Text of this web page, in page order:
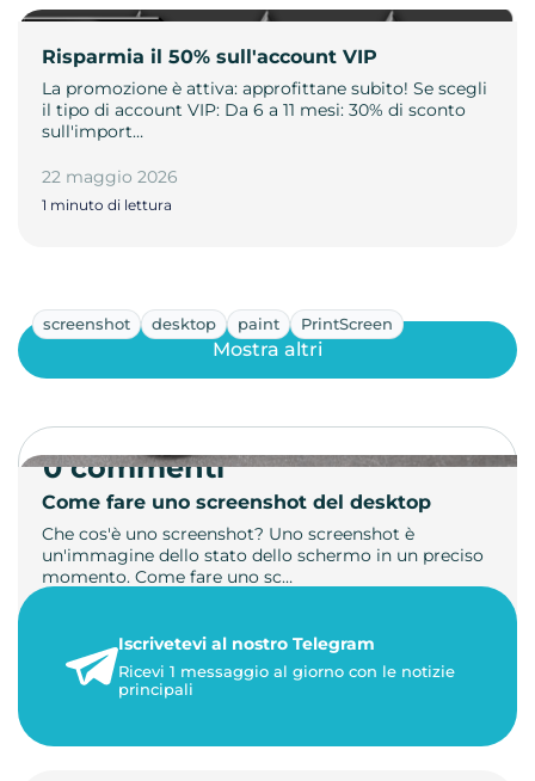
Risparmia il 50% sull'account VIP
La promozione è attiva: approfittane subito! Se scegli
il tipo di account VIP: Da 6 a 11 mesi: 30% di sconto
sull'import…
22 maggio 2026
1 minuto di lettura
screenshot desktop paint PrintScreen
Come fare uno screenshot del desktop
Che cos'è uno screenshot? Uno screenshot è
un'immagine dello stato dello schermo in un preciso
momento. Come fare uno sc…
1 minuto di lettura
Mostra altri
0 commenti
Iscrivetevi al nostro Telegram
Ricevi 1 messaggio al giorno con le notizie
principali